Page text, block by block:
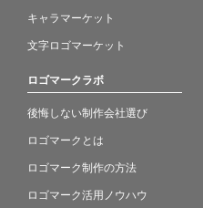
キャラマーケット
文字ロゴマーケット
ロゴマークラボ
後悔しない制作会社選び
ロゴマークとは
ロゴマーク制作の方法
ロゴマーク活用ノウハウ